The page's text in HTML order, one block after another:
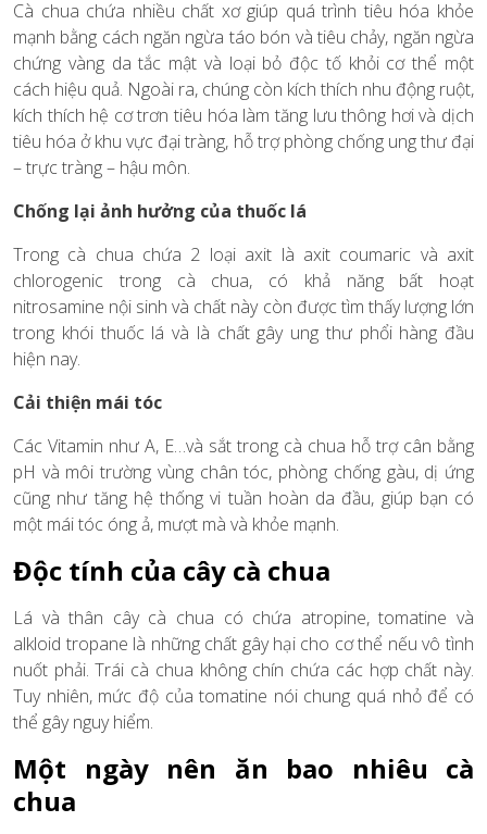
Cà chua chứa nhiều chất xơ giúp quá trình tiêu hóa khỏe
mạnh bằng cách ngăn ngừa táo bón và tiêu chảy, ngăn ngừa
chứng vàng da tắc mật và loại bỏ độc tố khỏi cơ thể một
cách hiệu quả. Ngoài ra, chúng còn kích thích nhu động ruột,
kích thích hệ cơ trơn tiêu hóa làm tăng lưu thông hơi và dịch
tiêu hóa ở khu vực đại tràng, hỗ trợ phòng chống ung thư đại
– trực tràng – hậu môn.
Chống lại ảnh hưởng của thuốc lá
Trong cà chua chứa 2 loại axit là axit coumaric và axit
chlorogenic trong cà chua, có khả năng bất hoạt
nitrosamine nội sinh và chất này còn được tìm thấy lượng lớn
trong khói thuốc lá và là chất gây ung thư phổi hàng đầu
hiện nay.
Cải thiện mái tóc
Các Vitamin như A, E…và sắt trong cà chua hỗ trợ cân bằng
pH và môi trường vùng chân tóc, phòng chống gàu, dị ứng
cũng như tăng hệ thống vi tuần hoàn da đầu, giúp bạn có
một mái tóc óng ả, mượt mà và khỏe mạnh.
Độc tính của cây cà chua
Lá và thân cây cà chua có chứa atropine, tomatine và
alkloid tropane là những chất gây hại cho cơ thể nếu vô tình
nuốt phải. Trái cà chua không chín chứa các hợp chất này.
Tuy nhiên, mức độ của tomatine nói chung quá nhỏ để có
thể gây nguy hiểm.
Một ngày nên ăn bao nhiêu cà
chua